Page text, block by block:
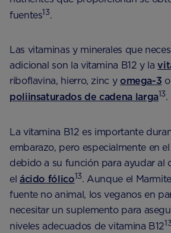
fuentes13.
Las vitaminas y minerales que
adicional son la vitamina B12 y la
riboflavina, hierro, zinc y omega-3
poliinsaturados de cadena larga13.
La vitamina B12 es importante
embarazo, pero especialmente en
debido a su función para ayudar al
el ácido fólico13. Aunque el
fuente no animal, los veganos en
necesitar un suplemento para
niveles adecuados de vitamina B1213